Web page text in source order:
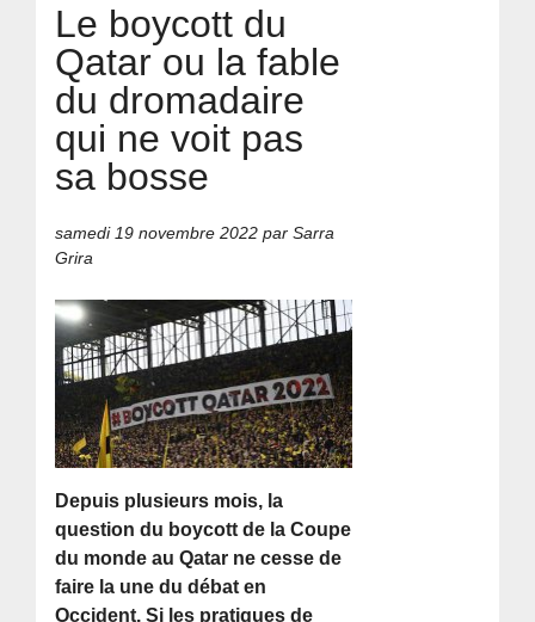
Le boycott du
Qatar ou la fable
du dromadaire
qui ne voit pas
sa bosse
samedi 19 novembre 2022 par Sarra
Grira
Depuis plusieurs mois, la
question du boycott de la Coupe
du monde au Qatar ne cesse de
faire la une du débat en
Occident. Si les pratiques de